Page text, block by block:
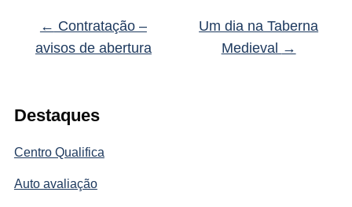
Destaques
Centro Qualifica
Auto avaliação
← Contratação –
avisos de abertura
Um dia na Taberna
Medieval →